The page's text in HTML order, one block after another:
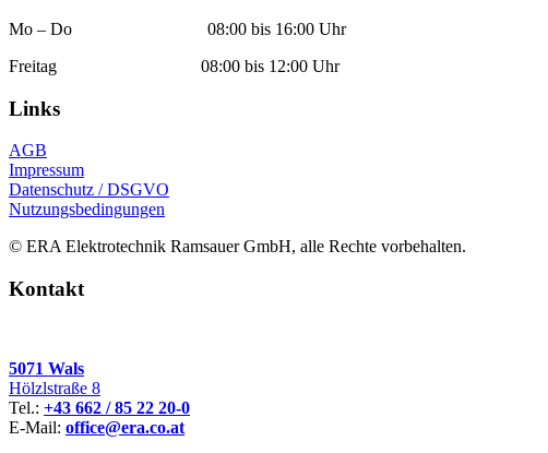
Mo – Do 08:00 bis 16:00 Uhr
Freitag 08:00 bis 12:00 Uhr
Links
AGB
Impressum
Datenschutz / DSGVO
Nutzungsbedingungen
© ERA Elektrotechnik Ramsauer GmbH, alle Rechte vorbehalten.
Kontakt
5071 Wals
Hölzlstraße 8
Tel.: +43 662 / 85 22 20-0
E-Mail: office@era.co.at